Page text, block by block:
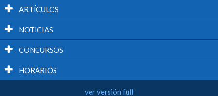
ARTÍCULOS
NOTICIAS
CONCURSOS
HORARIOS
ver versión full